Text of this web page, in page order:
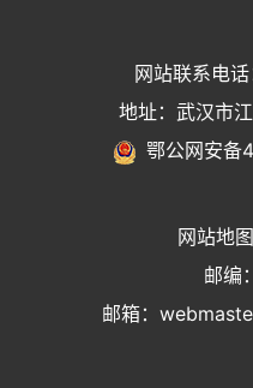
网站联系电
地址：武汉市
鄂公网安
网站地图
邮编
邮箱：